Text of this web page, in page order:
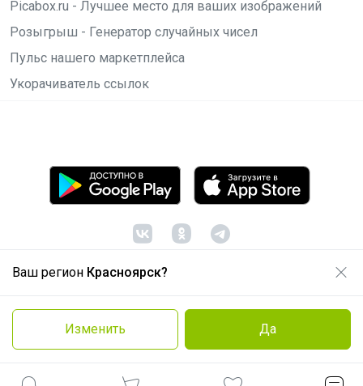
Ваш регион Красноярск?
Изменить Да
Picabox.ru - Лучшее место для ваших изображений
Розыгрыш - Генератор случайных чисел
Пульс нашего маркетплейса
Укорачиватель ссылок
© ООО "Лявита", ОГРН 1122468054070, 2012 -2026
Политика конфиденциальности
Cоглашение пользователя